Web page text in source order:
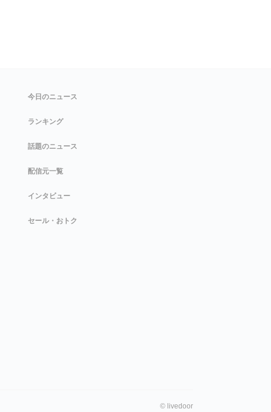
今日のニュース
ランキング
話題のニュース
配信元一覧
インタビュー
セール・おトク
© livedoor